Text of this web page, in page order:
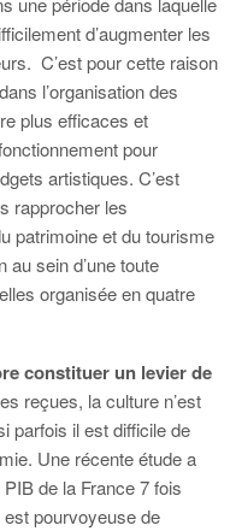
d’augmenter les
C’est pour cette raison
l’organisation des
plus efficaces et
pour
artistiques. C’est
rapprocher les
patrimoine et du tourisme
sein d’une toute
organisée en quatre
constituer un levier de
reçues, la culture n’est
parfois il est difficile de
Une récente étude a
de la France 7 fois
est pourvoyeuse de